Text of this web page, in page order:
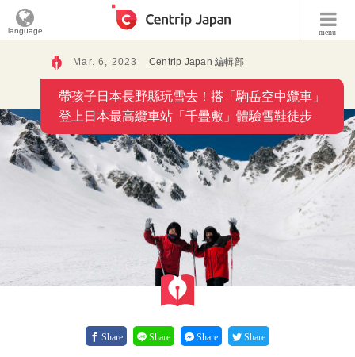
menu
language
Mar. 6, 2023 Centrip Japan 編輯部
帶孩子日本長野縣玩雪去！搭「駒岳空中纜車」
登上日本最高纜車站「千疊敷」體驗雪鞋徒步
Share Share Share Share